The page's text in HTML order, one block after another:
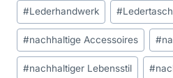
#Lederhandwerk #
#nachhaltige Accessoires #
#nachhaltiger Lebensstil #